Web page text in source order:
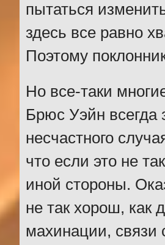
пытаться
здесь все равно
Поэтому
Но все-таки
Брюс Уэйн всегда
несчастного
что если это не
иной стороны.
не так хорош, как
махинации, связи